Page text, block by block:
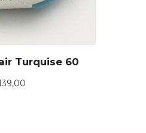
Turquise 60